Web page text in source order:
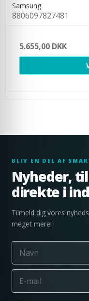
Samsung
8806097827481
5.655,00 DKK
BLIV EN DEL AF
Nyheder,
direkte i
Tilmeld dig vores
meget mere!